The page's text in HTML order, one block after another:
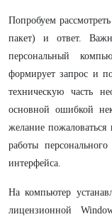
Попробуем
пакет) и ответ.
персональный
формирует запрос и
техническую часть
основной ошибкой
желание пожаловаться
работы
интерфейса.
На компьютер
лицензионной